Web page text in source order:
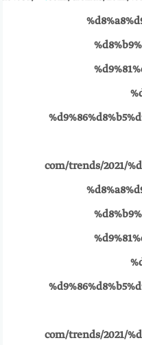
com/trends/2021/
com/trends/2021/